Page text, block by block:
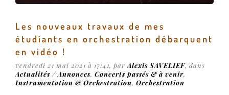
Les nouveaux travaux de mes
étudiants en orchestration débarquent
en vidéo !
vendredi 21 mai 2021 à 17:41, par Alexis SAVELIEF, dans
Actualités / Annonces, Concerts passés & à venir,
Instrumentation & Orchestration, Orchestration